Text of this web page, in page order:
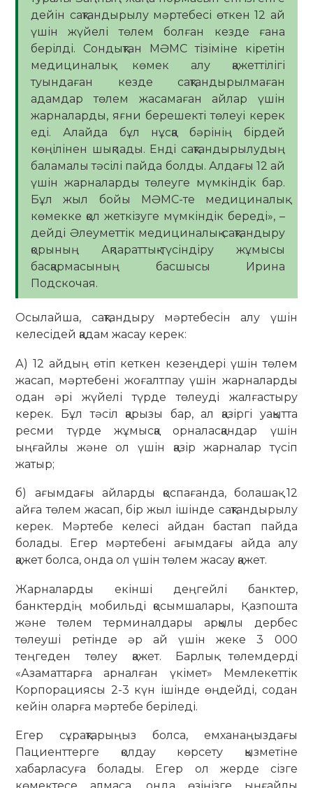
дейін сақтандырылу мәртебесі өткен 12 ай
үшін жүйелі төлем болған кезде ғана
берілді. Сондықтан МӘМС тізіміне кіретін
медициналық көмек алу қажеттілігі
туындаған кезде сақтандырылмаған
адамдар төлем жасамаған айлар үшін
жарналарды, яғни берешекті төлеуі керек
еді. Алайда бұл нұсқа бәрінің бірдей
көңілінен шықпады. Енді сақтандырылудың
баламалы тәсілі пайда болды. Алдағы 12 ай
үшін жарналарды төлеуге мүмкіндік бар.
Бұл жыл бойы МӘМС-те медициналық
көмекке қол жеткізуге мүмкіндік береді», –
дейді Әлеуметтік медициналық сақтандыру
қорының Ақпараттық-түсіндіру жұмысы
басқармасының басшысы Ирина
Подскочая.
Осылайша, сақтандыру мәртебесін алу үшін
келесідей қадам жасау керек:
А) 12 айдың өтіп кеткен кезеңдері үшін төлем
жасап, мәртебені жоғалтпау үшін жарналарды
одан әрі жүйелі түрде төлеуді жалғастыру
керек. Бұл тәсіл қарызы бар, ал қазіргі уақытта
ресми түрде жұмысқа орналасқандар үшін
ыңғайлы және ол үшін қазір жарналар түсіп
жатыр;
б) ағымдағы айларды қоспағанда, болашақ 12
айға төлем жасап, бір жыл ішінде сақтандырылу
керек. Мәртебе келесі айдан бастап пайда
болады. Егер мәртебені ағымдағы айда алу
қажет болса, онда ол үшін төлем жасау қажет.
Жарналарды екінші деңгейлі банктер,
банктердің мобильді қосымшалары, Қазпошта
және төлем терминалдары арқылы дербес
төлеуші ретінде әр ай үшін жеке 3 000
теңгеден төлеу қажет. Барлық төлемдерді
«Азаматтарға арналған үкімет» Мемлекеттік
Корпорациясы 2-3 күн ішінде өңдейді, содан
кейін оларға мәртебе беріледі.
Егер сұрақтарыңыз болса, емханаңыздағы
Пациенттерге қолдау көрсету қызметіне
хабарласуға болады. Егер ол жерде сізге